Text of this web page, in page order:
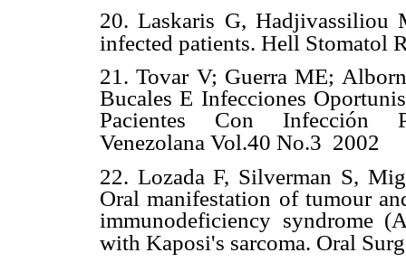
20. Laskaris G, Hadjivassiliou
infected patients. Hell Stomatol
21. Tovar V; Guerra ME;
Bucales E Infecciones
Pacientes Con
Venezolana Vol.40 No.3 2002
22. Lozada F, Silverman S,
Oral manifestation of tumour
immunodeficiency syndrome
with Kaposi's sarcoma. Oral